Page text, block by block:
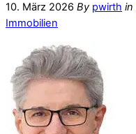
10. März 2026 By pwirth in
Immobilien